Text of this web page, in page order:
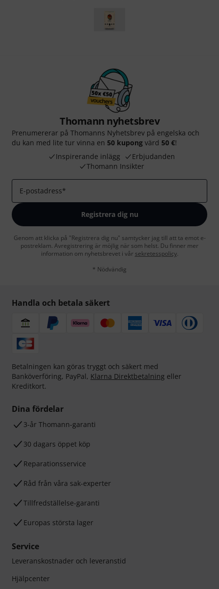
Thomann nyhetsbrev
Prenumererar på Thomanns Nyhetsbrev på engelska och
du kan med lite tur vinna en 50 kupong värd 50 €!
Inspirerande inlägg
Erbjudanden
Thomann Insikter
E-postadress*
Registrera dig nu
Genom att klicka på "Registrera dig nu" samtycker jag till att ta emot e-
postreklam. Avregistrering är möjlig när som helst. Du finner mer
information om nyhetsbrevet i vår sekretesspolicy.
* Nödvändig
Handla och betala säkert
Betalningen kan göras tryggt och säkert med
Banköverföring, PayPal, Klarna Direktbetalning eller
Kreditkort.
Dina fördelar
3-år Thomann-garanti
30 dagars öppet köp
Reparationsservice
Råd från våra sak-experter
Tillfredställelse-garanti
Europas största lager
Service
Leveranskostnader och leveranstid
Hjälpcenter